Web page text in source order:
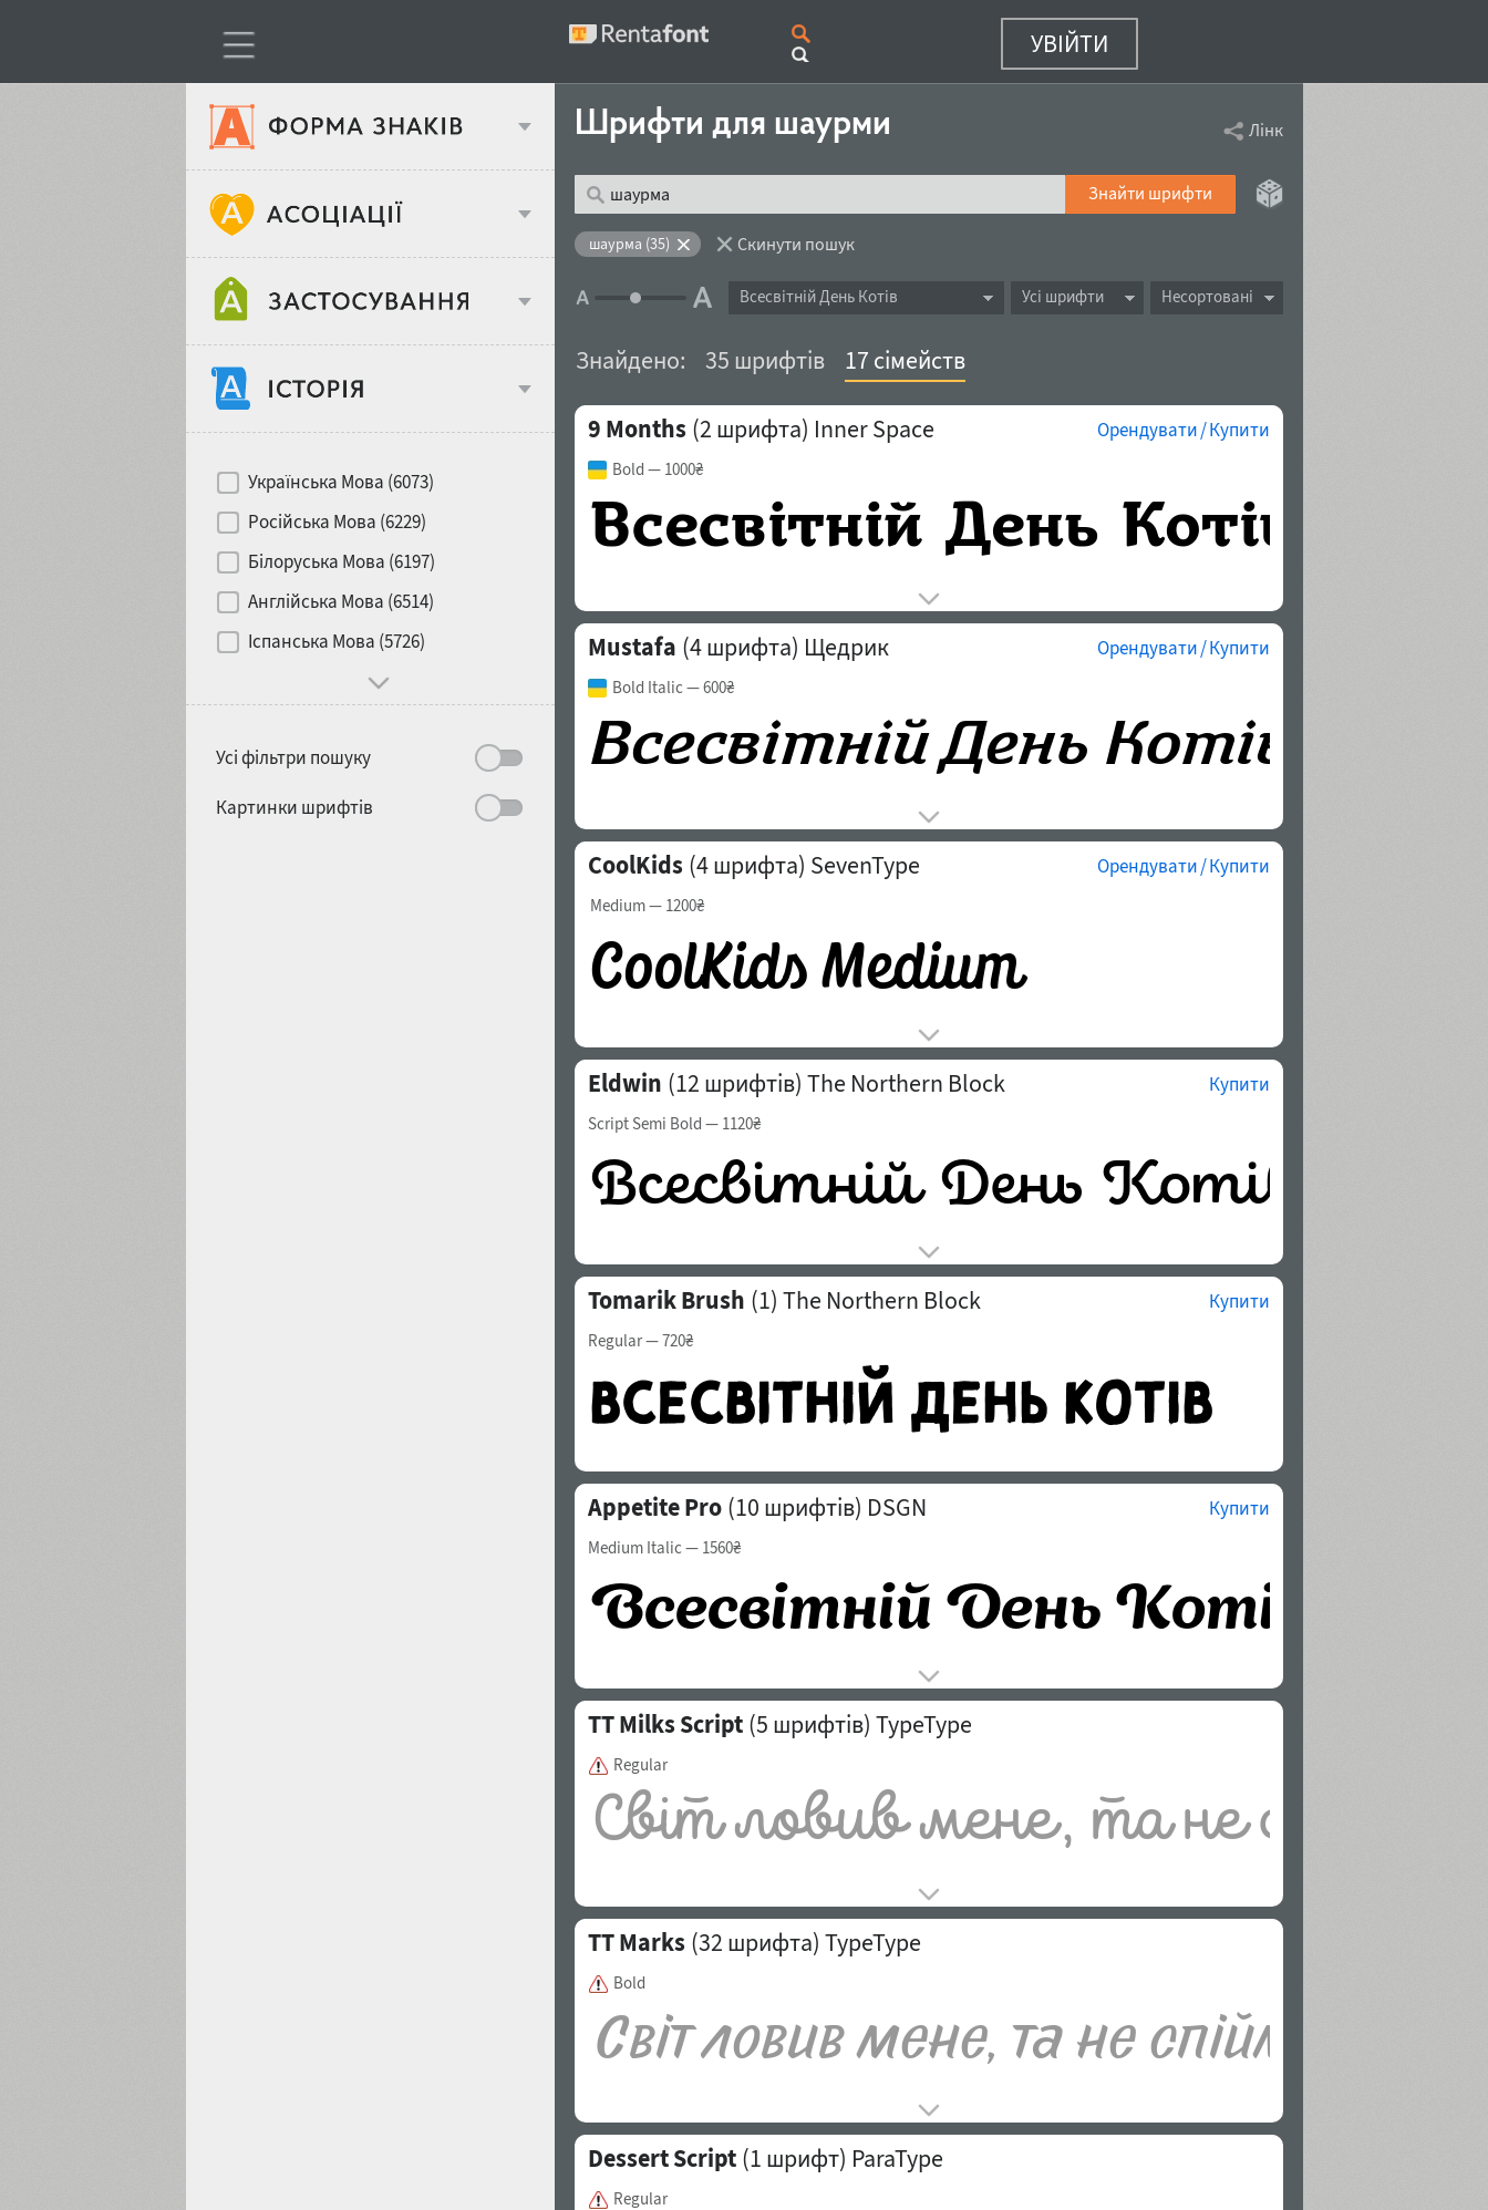
УВІЙТИ
Тип шрифтів
Ширина
Контраст
Віковий стереотип
Гендерний стереотип
Характер і поведінка
Об'єкт дизайну
Українська Мова (6073)
Російська Мова (6229)
Білоруська Мова (6197)
Англійська Мова (6514)
Іспанська Мова (5726)
Усі фільтри пошуку
Картинки шрифтів
Шрифти для шаурми Лінк
Знайти шрифти
шаурма (35) Скинути пошук
Усі шрифти Несортовані
Всесвітній День Котів
Знайдено: 35 шрифтів 17 сімейств
9 Months (2 шрифта) Inner Space Орендувати / Купити
Bold — 1000₴
Mustafa (4 шрифта) Щедрик Орендувати / Купити
Bold Italic— 600₴
CoolKids (4 шрифта) SevenType Орендувати / Купити
Medium— 1200₴
Eldwin (12 шрифтів) The Northern Block Купити
Script Semi Bold — 1120₴
Tomarik Brush (1) The Northern Block Купити
Regular— 720₴
Appetite Pro (10 шрифтів) DSGN Купити
Medium Italic— 1560₴
TT Milks Script (5 шрифтів) TypeType
Regular
TT Marks (32 шрифта) TypeType
Bold
Dessert Script (1 шрифт) ParaType
Regular